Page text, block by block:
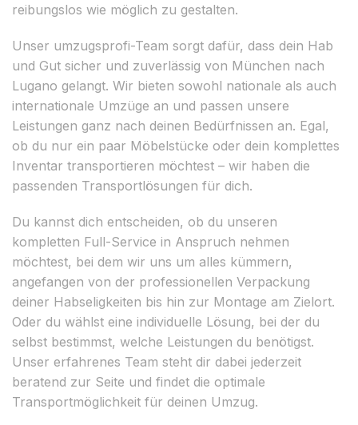
reibungslos wie möglich zu gestalten.
Unser umzugsprofi-Team sorgt dafür, dass dein Hab
und Gut sicher und zuverlässig von München nach
Lugano gelangt. Wir bieten sowohl nationale als auch
internationale Umzüge an und passen unsere
Leistungen ganz nach deinen Bedürfnissen an. Egal,
ob du nur ein paar Möbelstücke oder dein komplettes
Inventar transportieren möchtest – wir haben die
passenden Transportlösungen für dich.
Du kannst dich entscheiden, ob du unseren
kompletten Full-Service in Anspruch nehmen
möchtest, bei dem wir uns um alles kümmern,
angefangen von der professionellen Verpackung
deiner Habseligkeiten bis hin zur Montage am Zielort.
Oder du wählst eine individuelle Lösung, bei der du
selbst bestimmst, welche Leistungen du benötigst.
Unser erfahrenes Team steht dir dabei jederzeit
beratend zur Seite und findet die optimale
Transportmöglichkeit für deinen Umzug.